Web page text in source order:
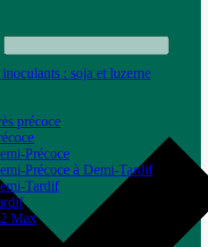
: soja et luzerne
précoce
Précoce
Précoce à Demi-Tardif
Tardif
Max